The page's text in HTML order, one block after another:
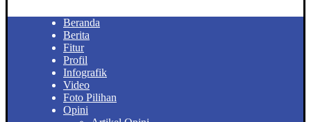
Beranda
Berita
Fitur
Profil
Infografik
Video
Foto Pilihan
Opini